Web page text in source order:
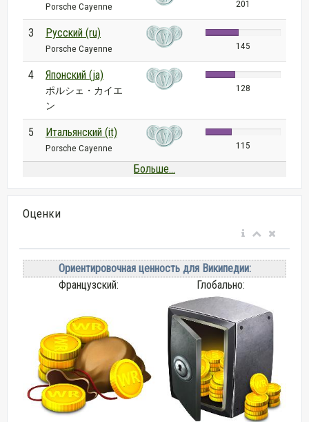
Porsche Cayenne 201
3 Русский (ru)
Porsche Cayenne 145
4 Японский (ja)
ポルシェ・カイエ
ン
128
5 Итальянский (it)
Porsche Cayenne 115
Больше...
Оценки
Ориентировочная ценность для Википедии:
Французский:
Глобально: